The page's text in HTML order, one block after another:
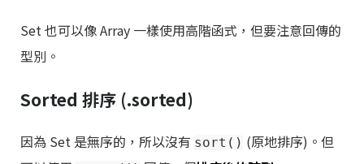
Set 也可以像 Array 一樣使用高階函式，但要注意回傳的
型別。
Sorted 排序 (.sorted)
因為 Set 是無序的，所以沒有 sort() (原地排序)。但